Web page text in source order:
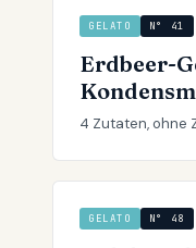
GELATO N° 41
Erdbeer-
4 Zutaten, ohne
GELATO N° 48